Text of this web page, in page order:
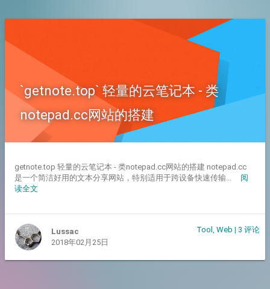
`getnote.top` 轻量的云笔记本 - 类
notepad.cc网站的搭建
getnote.top 轻量的云笔记本 - 类notepad.cc网站的搭建 notepad.cc
是一个简洁好用的文本分享网站，特别适用于跨设备快速传输... 阅
读全文
Lussac
2018年02月25日
Tool ,Web | 3 评论